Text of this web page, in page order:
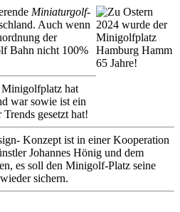
Miniaturgolf-
Auch wenn
der
Bahn nicht 100%
Minigolfplatz hat
war sowie ist ein
gesetzt hat!
Konzept ist in einer Kooperation
Johannes Hönig und dem
es soll den Minigolf-Platz seine
sichern.